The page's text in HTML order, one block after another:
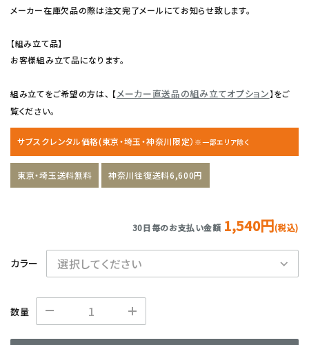
メーカー在庫欠品の際は注文完了メールにてお知らせ致します。
【組み立て品】
お客様組み立て品になります。
組み立てをご希望の方は、 【メーカー直送品の組み立てオプション】をご
覧ください。
サブスクレンタル価格(東京・埼玉・神奈川限定） ※一部エリア除く
東京・埼玉送料無料 神奈川往復送料6,600円
30日毎のお支払い金額 1,540円(税込)
カラー
数量